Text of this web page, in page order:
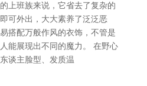
上班族来说，它省去了复杂的
可外出，大大素养了泛泛恶
搭配万般作风的衣饰，不管是
能展现出不同的魔力。 在野心
谈主脸型、发质温